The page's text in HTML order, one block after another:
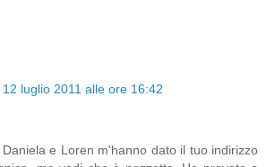
12 luglio 2011 alle ore 16:42
e Loren m'hanno dato il tuo indirizzo